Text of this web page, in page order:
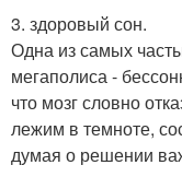
3. здоровый сон.
Одна из самых
мегаполиса -
что мозг словно
лежим в темноте,
думая о решении